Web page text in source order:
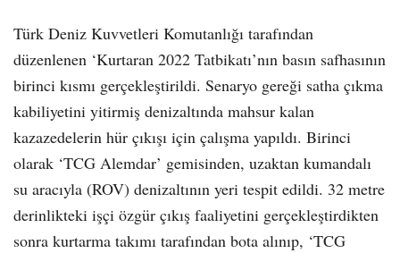
Türk Deniz Kuvvetleri Komutanlığı tarafından
düzenlenen ‘Kurtaran 2022 Tatbikatı’nın basın safhasının
birinci kısmı gerçekleştirildi. Senaryo gereği satha çıkma
kabiliyetini yitirmiş denizaltında mahsur kalan
kazazedelerin hür çıkışı için çalışma yapıldı. Birinci
olarak ‘TCG Alemdar’ gemisinden, uzaktan kumandalı
su aracıyla (ROV) denizaltının yeri tespit edildi. 32 metre
derinlikteki işçi özgür çıkış faaliyetini gerçekleştirdikten
sonra kurtarma takımı tarafından bota alınıp, ‘TCG